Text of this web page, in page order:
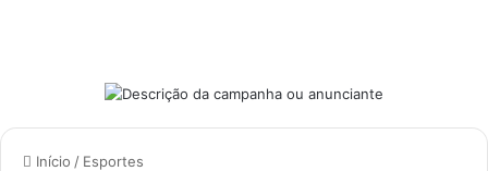
Início / Esportes